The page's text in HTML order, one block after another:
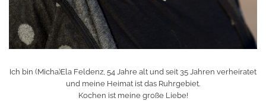
Ich bin (Micha)Ela Feldenz, 54 Jahre alt und seit 35 Jahren verheiratet
und meine Heimat ist das Ruhrgebiet.
Kochen ist meine große Liebe!